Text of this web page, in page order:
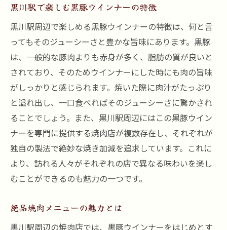
を探る
黒豚ウインナーの美味しさの秘密
焼肉とウインナーの相性抜群の理由
黒豚ウインナーの焼き加減と味わい
ジューシーさを引き出す調理法
焼肉の美味しさを引き立てるウインナー
食材の選び方と調理のポイント
一度食べたら忘れられない黒豚の旨味を焼肉と
共に楽しむ
黒豚の特徴とその魅力
焼肉との相性が抜群な理由
黒豚ウインナーを主役にした料理
黒川駅で楽しむ黒豚ウインナーの特徴
黒川駅周辺で楽しめる黒豚ウインナーの特徴は、何と言
ってもそのジューシーさと豊かな旨味にあります。黒豚
は、一般的な豚肉よりも赤身が多く、脂肪の質が良いと
されており、そのためウインナーにした時にも肉の旨味
がしっかりと感じられます。焼いた際に肉汁がたっぷり
と溢れ出し、一口食べればそのジューシーさに驚かされ
ることでしょう。また、黒川駅周辺にはこの黒豚ウイン
ナーを専門に提供する焼肉店が複数存在し、それぞれが
独自の製法で絶妙な焼き加減を追求しています。これに
より、訪れる人々がそれぞれの店で異なる味わいを楽し
むことができるのも魅力の一つです。
絶品焼肉メニューの魅力とは
黒川駅周辺の焼肉店では、黒豚ウインナーをはじめとす